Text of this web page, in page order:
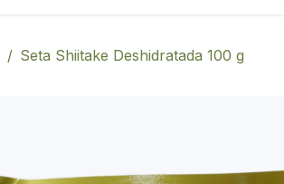
Seta Shiitake Deshidratada 100 g